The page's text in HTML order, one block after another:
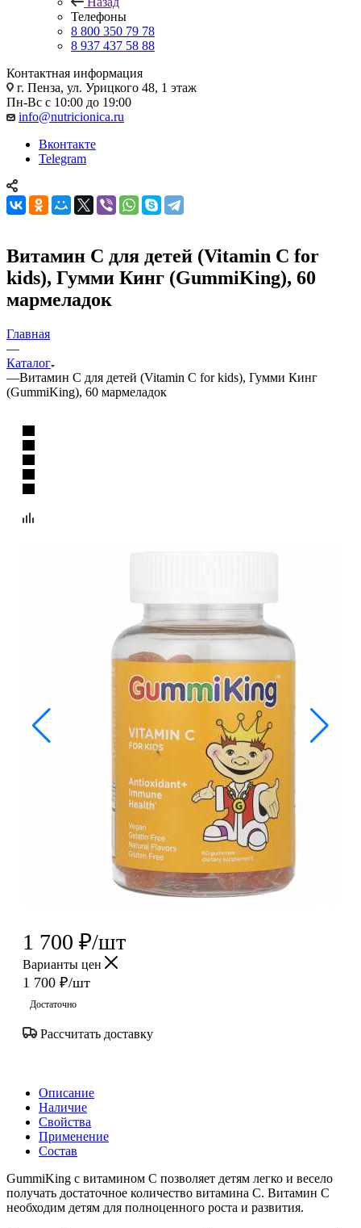
Телефоны
8 800 350 79 78
8 937 437 58 88
Контактная информация
г. Пенза, ул. Урицкого 48, 1 этаж
Пн-Вс с 10:00 до 19:00
info@nutricionica.ru
Вконтакте
Telegram
Витамин C для детей (Vitamin C for
kids), Гумми Кинг (GummiKing), 60
мармеладок
Главная
—
Каталог
—Витамин C для детей (Vitamin C for kids), Гумми Кинг
(GummiKing), 60 мармеладок
1 700 ₽/шт
Варианты цен
1 700 ₽/шт
Достаточно
Рассчитать доставку
Описание
Наличие
Свойства
Применение
Состав
GummiKing с витамином C позволяет детям легко и весело
получать достаточное количество витамина C. Витамин С
необходим детям для полноценного роста и развития.